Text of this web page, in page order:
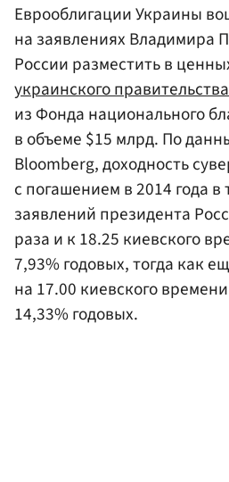
Еврооблигации Украины
на заявлениях Владимира
России разместить в
украинского правительства
из Фонда национального
в объеме $15 млрд. По
Bloomberg, доходность
с погашением в 2014 года в
заявлений президента
раза и к 18.25 киевского
7,93% годовых, тогда как
на 17.00 киевского
14,33% годовых.